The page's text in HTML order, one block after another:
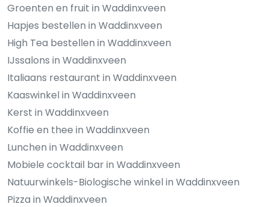
Groenten en fruit in Waddinxveen
Hapjes bestellen in Waddinxveen
High Tea bestellen in Waddinxveen
IJssalons in Waddinxveen
Italiaans restaurant in Waddinxveen
Kaaswinkel in Waddinxveen
Kerst in Waddinxveen
Koffie en thee in Waddinxveen
Lunchen in Waddinxveen
Mobiele cocktail bar in Waddinxveen
Natuurwinkels-Biologische winkel in Waddinxveen
Pizza in Waddinxveen